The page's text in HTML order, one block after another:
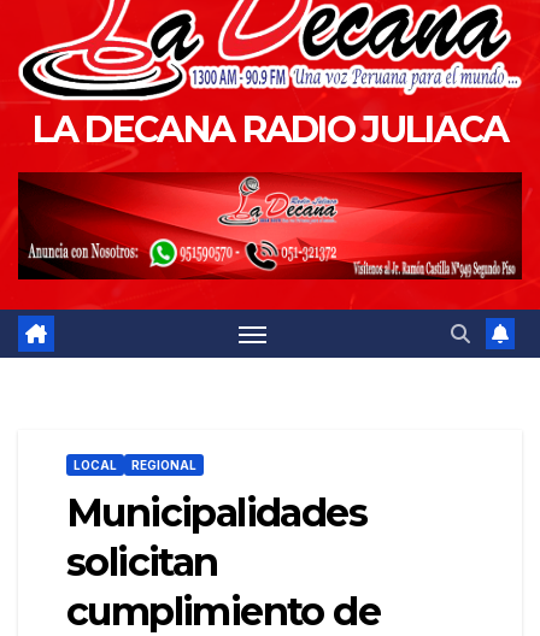
LA DECANA RADIO JULIACA
LOCAL REGIONAL
Municipalidades
solicitan
cumplimiento de